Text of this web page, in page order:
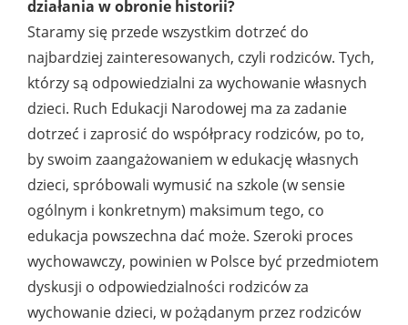
działania w obronie historii?
Staramy się przede wszystkim dotrzeć do
najbardziej zainteresowanych, czyli rodziców. Tych,
którzy są odpowiedzialni za wychowanie własnych
dzieci. Ruch Edukacji Narodowej ma za zadanie
dotrzeć i zaprosić do współpracy rodziców, po to,
by swoim zaangażowaniem w edukację własnych
dzieci, spróbowali wymusić na szkole (w sensie
ogólnym i konkretnym) maksimum tego, co
edukacja powszechna dać może. Szeroki proces
wychowawczy, powinien w Polsce być przedmiotem
dyskusji o odpowiedzialności rodziców za
wychowanie dzieci, w pożądanym przez rodziców